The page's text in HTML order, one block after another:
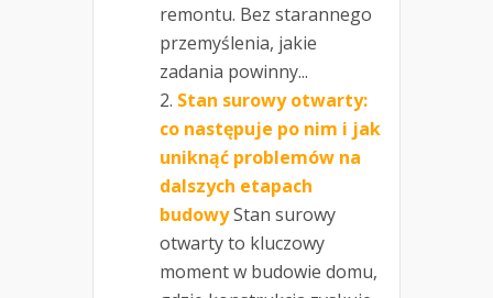
remontu. Bez starannego
przemyślenia, jakie
zadania powinny...
Stan surowy otwarty:
co następuje po nim i jak
uniknąć problemów na
dalszych etapach
budowyStan surowy
otwarty to kluczowy
moment w budowie domu,